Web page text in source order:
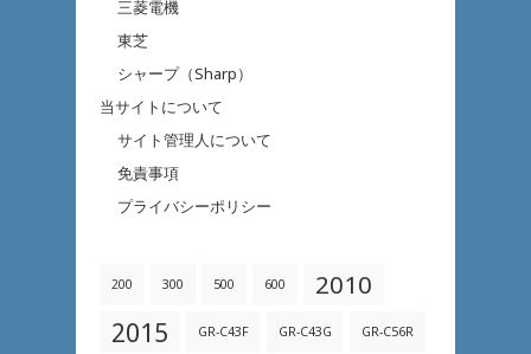
三菱電機
東芝
シャープ（Sharp）
当サイトについて
サイト管理人について
免責事項
プライバシーポリシー
200 300 500 600 2010
2015 GR-C43F GR-C43G GR-C56R